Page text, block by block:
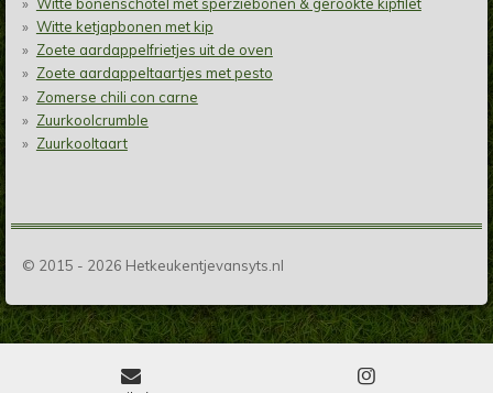
Witte ketjapbonen met kip
Zoete aardappelfrietjes uit de oven
Zoete aardappeltaartjes met pesto
Zomerse chili con carne
Zuurkoolcrumble
Zuurkooltaart
© 2015 - 2026 Hetkeukentjevansyts.nl